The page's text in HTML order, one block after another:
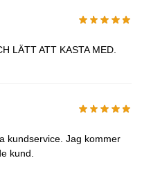
LÄTT ATT KASTA MED.
kundservice. Jag kommer
kund.